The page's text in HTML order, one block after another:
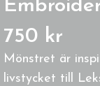
750 kr
Mönstret är
livstycket till